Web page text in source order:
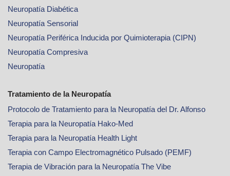
Neuropatía Diabética
Neuropatía Sensorial
Neuropatía Periférica Inducida por Quimioterapia (CIPN)
Neuropatía Compresiva
Neuropatía
Tratamiento de la Neuropatía
Protocolo de Tratamiento para la Neuropatía del Dr. Alfonso
Terapia para la Neuropatía Hako-Med
Terapia para la Neuropatía Health Light
Terapia con Campo Electromagnético Pulsado (PEMF)
Terapia de Vibración para la Neuropatía The Vibe